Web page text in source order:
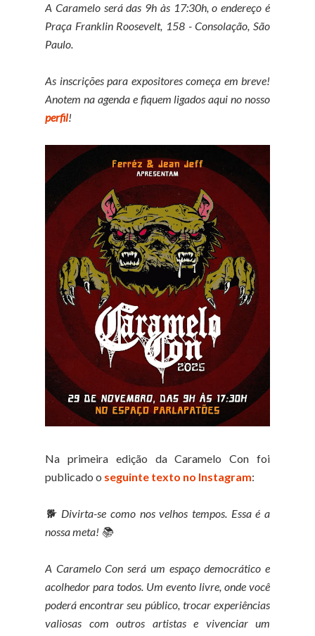
A Caramelo será das 9h às 17:30h, o endereço é
Praça Franklin Roosevelt, 158 - Consolação, São
Paulo.
As inscrições para expositores começa em breve!
Anotem na agenda e fiquem ligados aqui no nosso
perfil!
Na primeira edição da Caramelo Con foi
publicado o seguinte texto no Instagram:
🐕 Divirta-se como nos velhos tempos. Essa é a
nossa meta! 📚
A Caramelo Con será um espaço democrático e
acolhedor para todos. Um evento livre, onde você
poderá encontrar seu público, trocar experiências
valiosas com outros artistas e vivenciar um